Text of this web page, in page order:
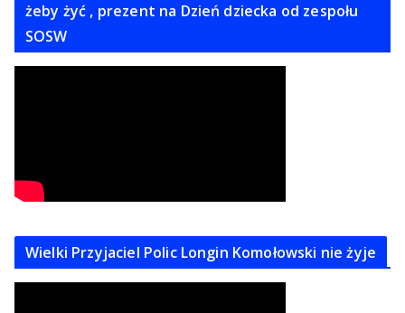
żeby żyć , prezent na Dzień dziecka od zespołu
SOSW
Wielki Przyjaciel Polic Longin Komołowski nie żyje